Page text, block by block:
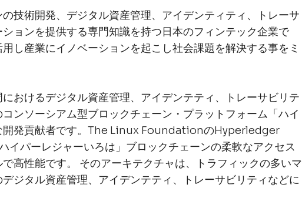
技術開発、デジタル資産管理、アイデンティティ、トレーサ
ョンを提供する専門知識を持つ日本のフィンテック企業で
し産業にイノベーションを起こし社会課題を解決する事をミ
おけるデジタル資産管理、アイデンテティ、トレーサビリテ
ンソーシアム型ブロックチェーン・プラットフォーム「ハイ
開発貢献者です。The Linux FoundationのHyperledger
イパーレジャーいろは」ブロックチェーンの柔軟なアクセス
高性能です。 そのアーキテクチャは、トラフィックの多いマ
ジタル資産管理、アイデンテティ、トレーサビリティなどに